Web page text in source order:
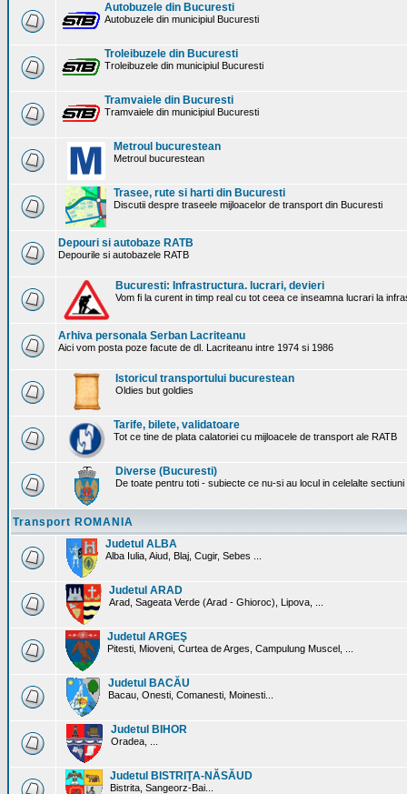
Autobuzele din Bucuresti
Autobuzele din municipiul Bucuresti
Troleibuzele din Bucuresti
Troleibuzele din municipiul Bucuresti
Tramvaiele din Bucuresti
Tramvaiele din municipiul Bucuresti
Metroul bucurestean
Metroul bucurestean
Trasee, rute si harti din Bucuresti
Discutii despre traseele mijloacelor de transport din Bucuresti
Depouri si autobaze RATB
Depourile si autobazele RATB
Bucuresti: Infrastructura. lucrari, devieri
Vom fi la curent in timp real cu tot ceea ce inseamna lucrari la
Arhiva personala Serban Lacriteanu
Aici vom posta poze facute de dl. Lacriteanu intre 1974 si 1986
Istoricul transportului bucurestean
Oldies but goldies
Tarife, bilete, validatoare
Tot ce tine de plata calatoriei cu mijloacele de transport ale RATB
Diverse (Bucuresti)
De toate pentru toti - subiecte ce nu-si au locul in celelalte
Transport ROMANIA
Judetul ALBA
Alba Iulia, Aiud, Blaj, Cugir, Sebes ...
Judetul ARAD
Arad, Sageata Verde (Arad - Ghioroc), Lipova, ...
Judetul ARGEŞ
Pitesti, Mioveni, Curtea de Arges, Campulung Muscel, ...
Judetul BACĂU
Bacau, Onesti, Comanesti, Moinesti...
Judetul BIHOR
Oradea, ...
Judetul BISTRIŢA-NĂSĂUD
Bistrita, Sangeorz-Bai...